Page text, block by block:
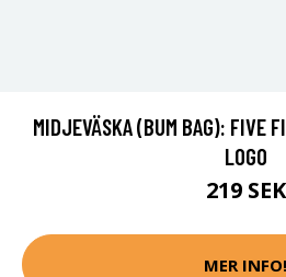
MIDJEVÄSKA (BUM BAG): FIVE
LOGO
219 SEK
MER INFO!